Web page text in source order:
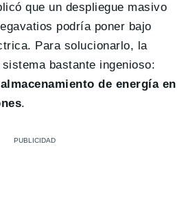
que un despliegue masivo
podría poner bajo
Para solucionarlo, la
bastante ingenioso:
de energía en
.